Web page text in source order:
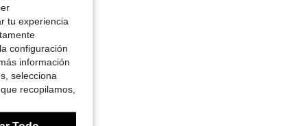
tu experiencia
configuración
información
selecciona
recopilamos,